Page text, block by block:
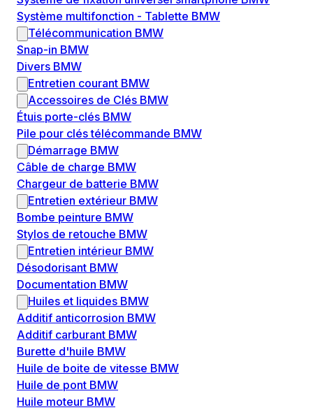
Système multifonction - Tablette BMW
Télécommunication BMW
Snap-in BMW
Divers BMW
Entretien courant BMW
Accessoires de Clés BMW
Étuis porte-clés BMW
Pile pour clés télécommande BMW
Démarrage BMW
Câble de charge BMW
Chargeur de batterie BMW
Entretien extérieur BMW
Bombe peinture BMW
Stylos de retouche BMW
Entretien intérieur BMW
Désodorisant BMW
Documentation BMW
Huiles et liquides BMW
Additif anticorrosion BMW
Additif carburant BMW
Burette d'huile BMW
Huile de boite de vitesse BMW
Huile de pont BMW
Huile moteur BMW